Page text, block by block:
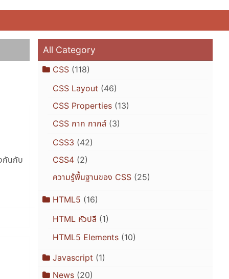
กันกับ
All Category
CSS (118)
CSS Layout (46)
CSS Properties(13)
CSS กาก กากส์(3)
CSS3 (42)
CSS4(2)
ความรู้พื้นฐานของ CSS(25)
HTML5 (16)
HTML หัวปลี (1)
HTML5 Elements(10)
Javascript (1)
News (20)